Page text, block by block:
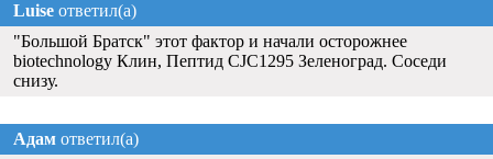
Luise ответил(а)
"Большой Братск" этот фактор и начали осторожнее
biotechnology Клин, Пептид CJC1295 Зеленоград. Соседи
снизу.
Адам ответил(а)